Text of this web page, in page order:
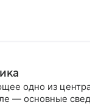
одно из
— основные